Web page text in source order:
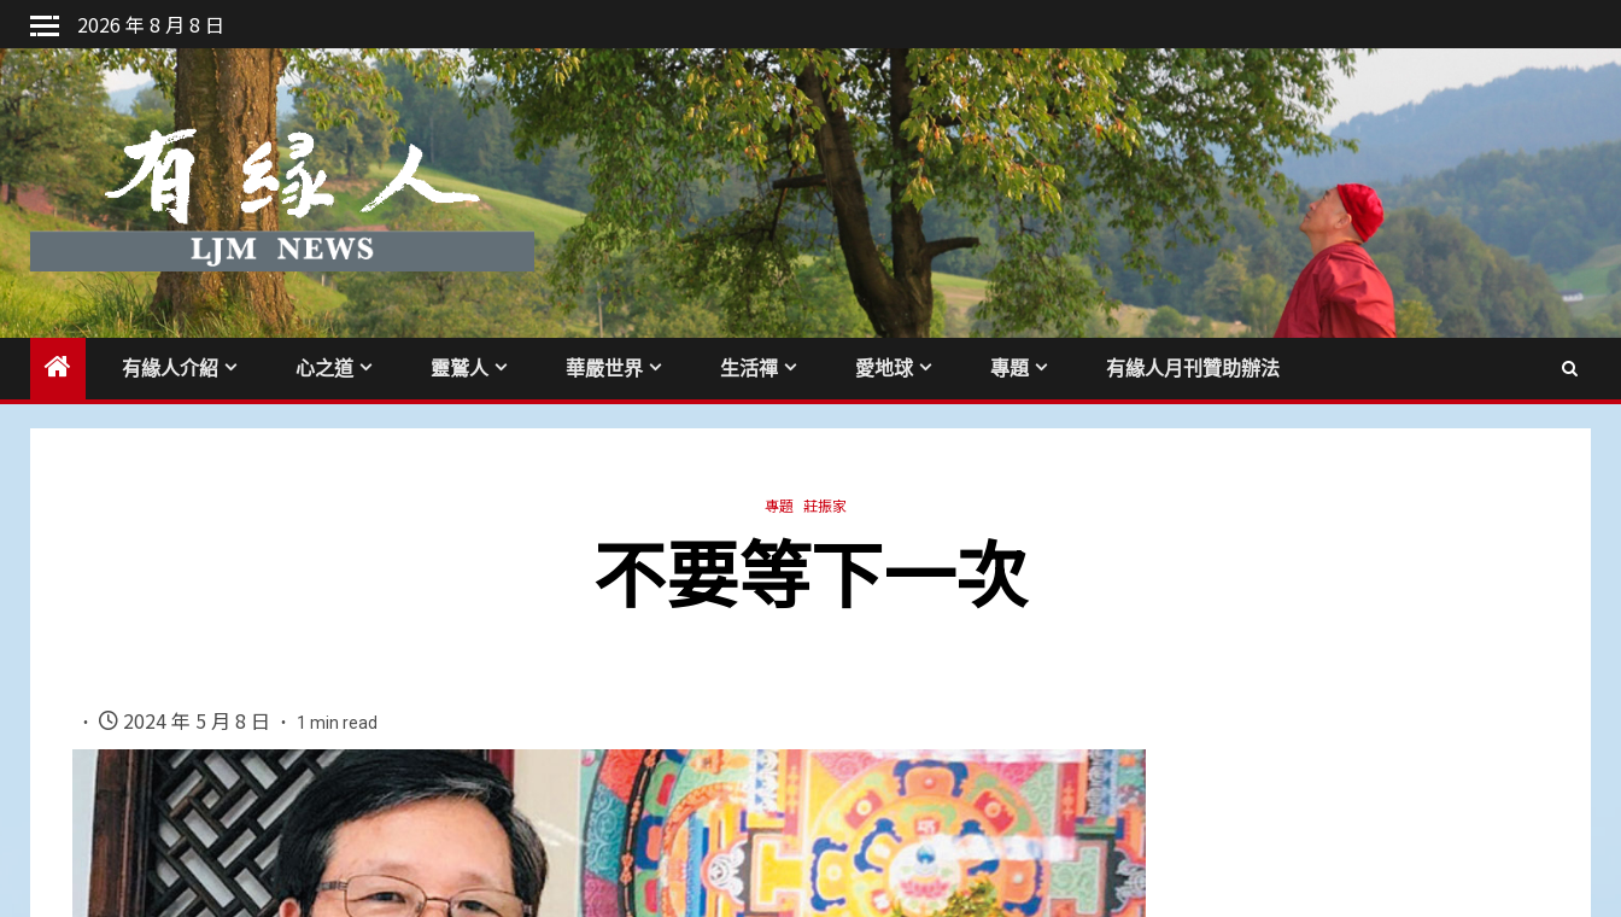
Skip
to
content
2026 年 8 月 8 日
有緣人介紹 心之道 靈鷲人 華嚴世界 生活禪 愛地球 專題 有緣人月刊贊助辦法
專題 莊振家
不要等下一次
2024 年 5 月 8 日 1 min read